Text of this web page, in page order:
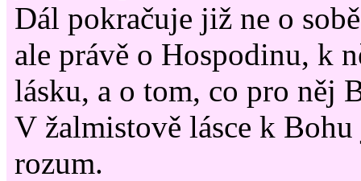
Dál pokračuje již ne o
ale právě o Hospodinu, k
lásku, a o tom, co pro něj
V žalmistově lásce k
rozum.